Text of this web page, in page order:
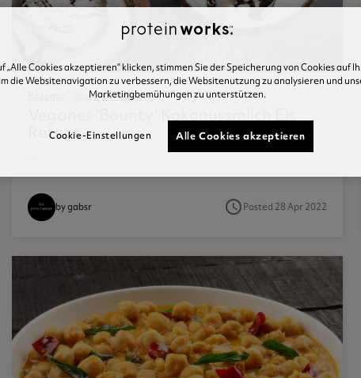
Vegane Ernährung
Rezept
by gabsr access_timePosted 28 Apr 2022
„Alle Cookies akzeptieren“ klicken, stimmen Sie der Speicherung von Cookies auf
die Websitenavigation zu verbessern, die Websitenutzung zu analysieren und
Marketingbemühungen zu unterstützen.
Alle Cookies akzeptieren
Cookie-Einstellungen